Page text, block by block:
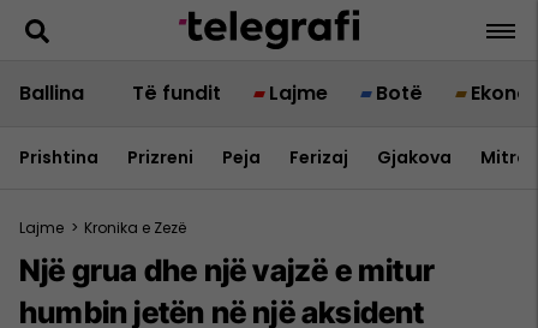
Ballina Të fundit Lajme Botë
Prishtina Prizreni Peja Ferizaj Gjakova
Lajme > Kronika e Zezë
Një grua dhe një vajzë e mitur
humbin jetën në një aksident